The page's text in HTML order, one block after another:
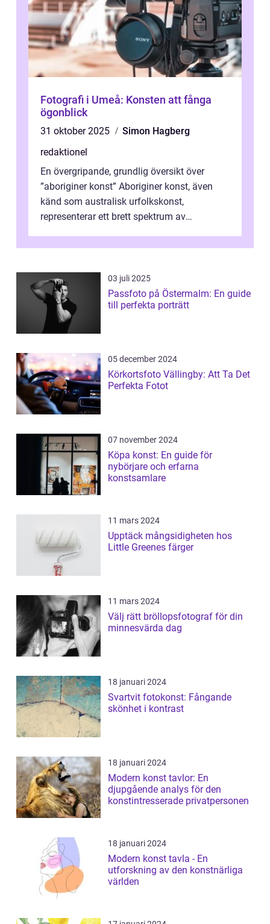
Fotografi i Umeå: Konsten att fånga
ögonblick
31 oktober 2025
Simon Hagberg
redaktionel
En övergripande, grundlig översikt över
”aboriginer konst” Aboriginer konst, även
känd som australisk urfolkskonst,
representerar ett brett spektrum av
03 juli 2025
Passfoto på Östermalm: En guide
till perfekta porträtt
05 december 2024
Körkortsfoto Vällingby: Att Ta Det
Perfekta Fotot
07 november 2024
Köpa konst: En guide för
nybörjare och erfarna
konstsamlare
11 mars 2024
Upptäck mångsidigheten hos
Little Greenes färger
11 mars 2024
Välj rätt bröllopsfotograf för din
minnesvärda dag
18 januari 2024
Svartvit fotokonst: Fångande
skönhet i kontrast
18 januari 2024
Modern konst tavlor: En
djupgående analys för den
konstintresserade privatpersonen
18 januari 2024
Modern konst tavla - En
utforskning av den konstnärliga
världen